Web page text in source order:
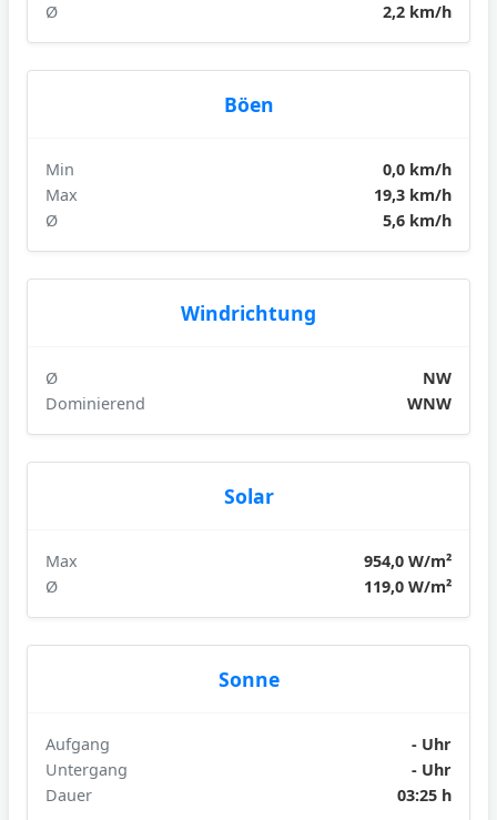
Ø
2,2 km/h
Böen
Min
0,0 km/h
Max
19,3 km/h
Ø
5,6 km/h
Windrichtung
Ø
NW
Dominierend
WNW
Solar
Max
954,0 W/m²
Ø
119,0 W/m²
Sonne
Aufgang
- Uhr
Untergang
- Uhr
Dauer
03:25 h